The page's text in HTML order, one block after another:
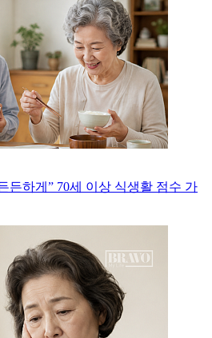
든하게” 70세 이상 식생활 점수 가